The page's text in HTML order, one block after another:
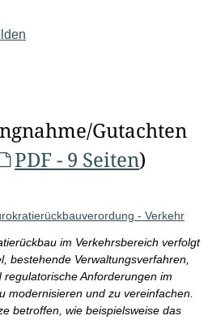
Gutachten
PDF - 9 Seiten)
- Verkehr
im Verkehrsbereich verfolgt
bestehende Verwaltungsverfahren,
Anforderungen im
modernisieren und zu vereinfachen.
betroffen, wie beispielsweise das